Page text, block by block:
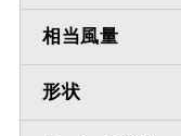
相当風量
形状